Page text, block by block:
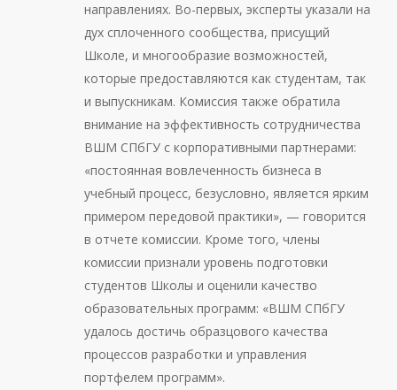
направлениях. Во-первых, эксперты указали на
дух сплоченного сообщества, присущий
Школе, и многообразие возможностей,
которые предоставляются как студентам, так
и выпускникам. Комиссия также обратила
внимание на эффективность сотрудничества
ВШМ СПбГУ с корпоративными партнерами:
«постоянная вовлеченность бизнеса в
учебный процесс, безусловно, является ярким
примером передовой практики», — говорится
в отчете комиссии. Кроме того, члены
комиссии признали уровень подготовки
студентов Школы и оценили качество
образовательных программ: «ВШМ СПбГУ
удалось достичь образцового качества
процессов разработки и управления
портфелем программ».